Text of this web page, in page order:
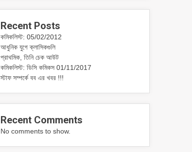
Recent Posts
কমিকলিস্ট: 05/02/2012
আধুনিক যুগে ক্লাসিকগুলি
প্রাথমিক, তিনি চেক আউট
কমিকলিস্ট: ডিসি কমিকস 01/11/2017
স্টাফ সম্পর্কে বব এর খবর !!!
Recent Comments
No comments to show.